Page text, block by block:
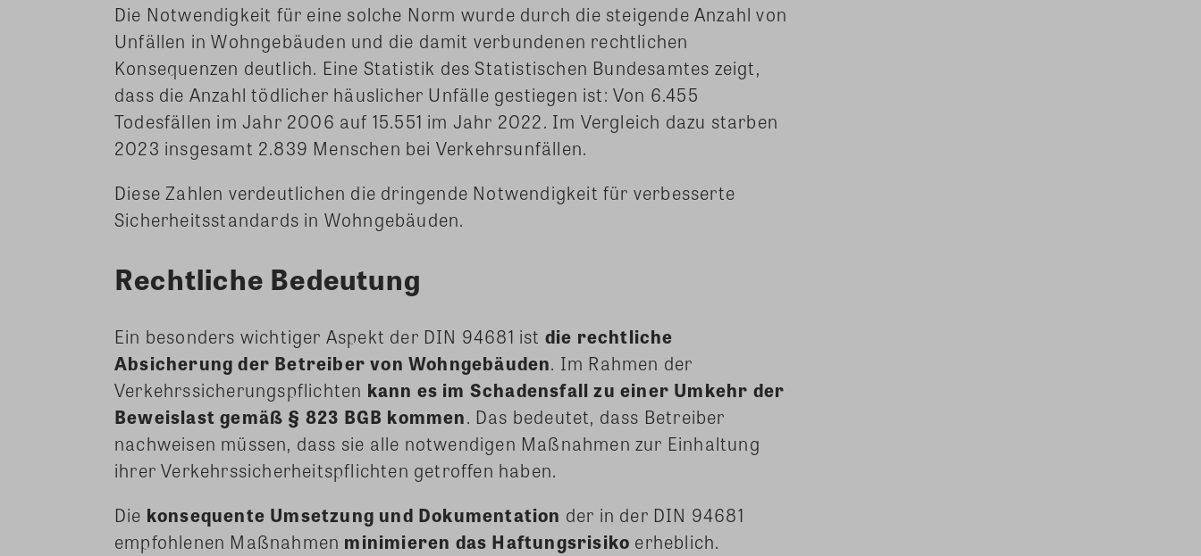
Die Notwendigkeit für eine solche Norm wurde durch die steigende Anzahl von
Unfällen in Wohngebäuden und die damit verbundenen rechtlichen
Konsequenzen deutlich. Eine Statistik des Statistischen Bundesamtes zeigt,
dass die Anzahl tödlicher häuslicher Unfälle gestiegen ist: Von 6.455
Todesfällen im Jahr 2006 auf 15.551 im Jahr 2022. Im Vergleich dazu starben
2023 insgesamt 2.839 Menschen bei Verkehrsunfällen.
Diese Zahlen verdeutlichen die dringende Notwendigkeit für verbesserte
Sicherheitsstandards in Wohngebäuden.
Rechtliche Bedeutung
Ein besonders wichtiger Aspekt der DIN 94681 ist die rechtliche
Absicherung der Betreiber von Wohngebäuden. Im Rahmen der
Verkehrssicherungspflichten kann es im Schadensfall zu einer Umkehr der
Beweislast gemäß § 823 BGB kommen. Das bedeutet, dass Betreiber
nachweisen müssen, dass sie alle notwendigen Maßnahmen zur Einhaltung
ihrer Verkehrssicherheitspflichten getroffen haben.
Die konsequente Umsetzung und Dokumentation der in der DIN 94681
empfohlenen Maßnahmen minimieren das Haftungsrisiko erheblich.